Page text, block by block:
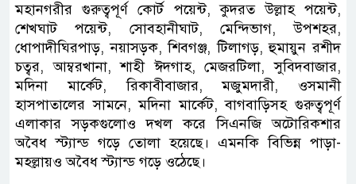
মহানগরীর গুরুত্বপূর্ণ কোর্ট পয়েন্ট, কুদরত উল্লাহ পয়েন্ট,
শেখঘাট পয়েন্ট, সোবহানীঘাট, মেন্দিভাগ, উপশহর,
ধোপাদীঘিরপাড়, নয়াসড়ক, শিবগঞ্জ, টিলাগড়, হুমায়ুন রশীদ
চত্বর, আম্বরখানা, শাহী ঈদগাহ, মেজরটিলা, সুবিদবাজার,
মদিনা মার্কেট, রিকাবীবাজার, মজুমদারী, ওসমানী
হাসপাতালের সামনে, মদিনা মার্কেট, বাগবাড়িসহ গুরুত্বপূর্ণ
এলাকার সড়কগুলোও দখল করে সিএনজি অটোরিকশার
অবৈধ স্ট্যান্ড গড়ে তোলা হয়েছে। এমনকি বিভিন্ন পাড়া-
মহল্লায়ও অবৈধ স্ট্যান্ড গড়ে ওঠেছে।